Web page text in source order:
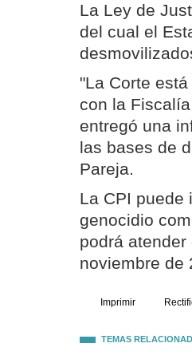
La Ley de
del cual el
"La Corte
con la
entregó una
las bases de
Pareja.
La CPI puede
genocidio
podrá
noviembre de
Imprimir
TEMAS